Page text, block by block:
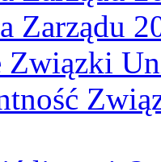
Zarządu
Związki